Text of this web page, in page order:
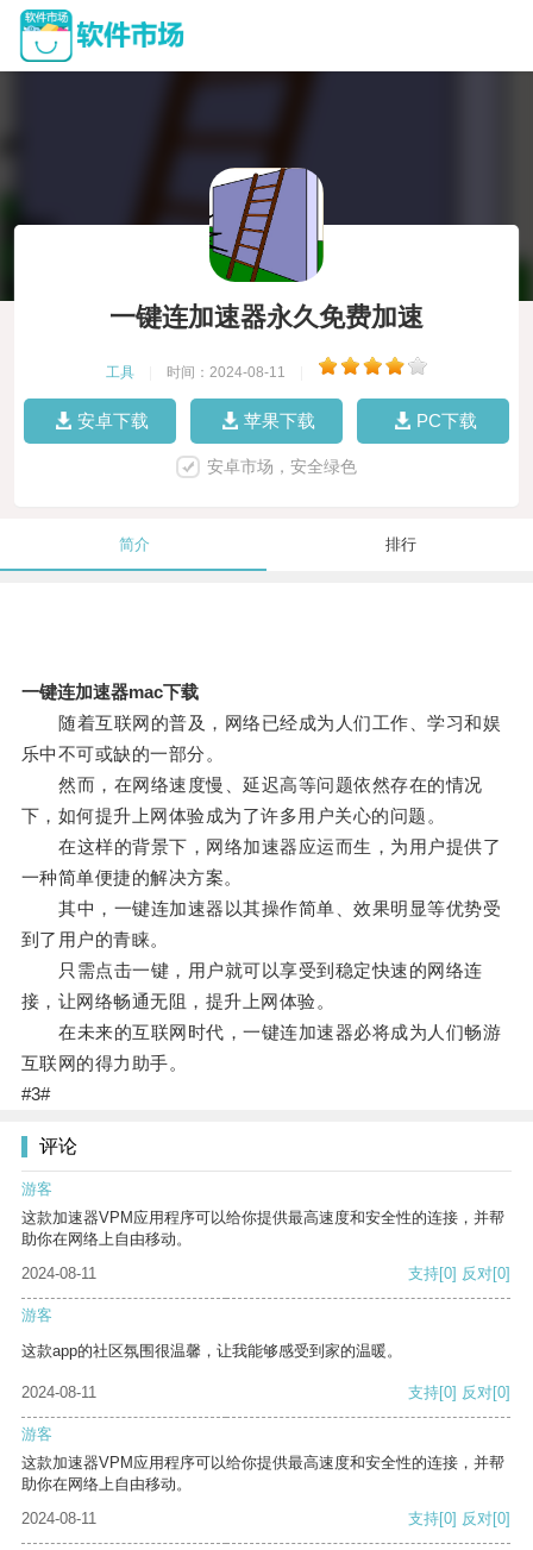
一键连加速器永久免费加速
工具 时间：2024-08-11
安卓下载 苹果下载 PC下载
安卓市场，安全绿色
简介 排行
一键连加速器mac下载
随着互联网的普及，网络已经成为人们工作、学习和娱
乐中不可或缺的一部分。
然而，在网络速度慢、延迟高等问题依然存在的情况
下，如何提升上网体验成为了许多用户关心的问题。
在这样的背景下，网络加速器应运而生，为用户提供了
一种简单便捷的解决方案。
其中，一键连加速器以其操作简单、效果明显等优势受
到了用户的青睐。
只需点击一键，用户就可以享受到稳定快速的网络连
接，让网络畅通无阻，提升上网体验。
在未来的互联网时代，一键连加速器必将成为人们畅游
互联网的得力助手。
#3#
评论
游客
这款加速器VPM应用程序可以给你提供最高速度和安全性的连接，并帮
助你在网络上自由移动。
2024-08-11
支持[0] 反对[0]
游客
这款app的社区氛围很温馨，让我能够感受到家的温暖。
2024-08-11 支持[0] 反对[0]
游客
这款加速器VPM应用程序可以给你提供最高速度和安全性的连接，并帮
助你在网络上自由移动。
2024-08-11
支持[0] 反对[0]